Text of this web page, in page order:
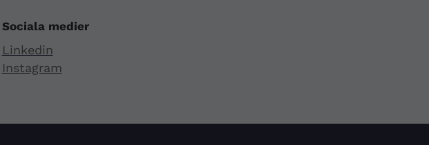
Sociala medier
Linkedin
Instagram